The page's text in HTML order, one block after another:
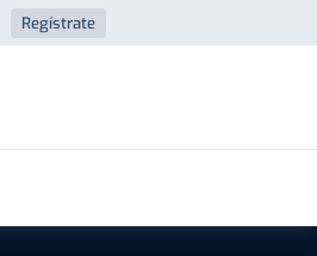
Regístrate